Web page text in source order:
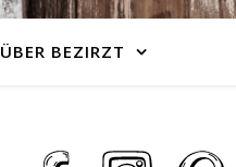
ÜBER BEZIRZT